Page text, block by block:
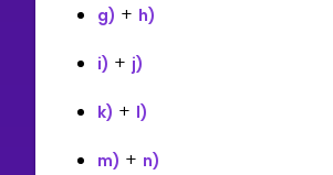
g) + h)
i) + j)
k) + l)
m) + n)